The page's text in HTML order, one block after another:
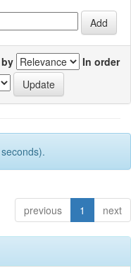
In order
previous 1 next